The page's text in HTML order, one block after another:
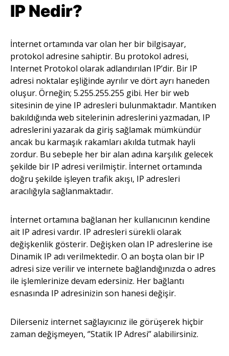
IP Nedir?
İnternet ortamında var olan her bir bilgisayar,
protokol adresine sahiptir. Bu protokol adresi,
Internet Protokol olarak adlandırılan IP’dir. Bir IP
adresi noktalar eşliğinde ayrılır ve dört ayrı haneden
oluşur. Örneğin; 5.255.255.255 gibi. Her bir web
sitesinin de yine IP adresleri bulunmaktadır. Mantıken
bakıldığında web sitelerinin adreslerini yazmadan, IP
adreslerini yazarak da giriş sağlamak mümkündür
ancak bu karmaşık rakamları akılda tutmak hayli
zordur. Bu sebeple her bir alan adına karşılık gelecek
şekilde bir IP adresi verilmiştir. İnternet ortamında
doğru şekilde işleyen trafik akışı, IP adresleri
aracılığıyla sağlanmaktadır.
İnternet ortamına bağlanan her kullanıcının kendine
ait IP adresi vardır. IP adresleri sürekli olarak
değişkenlik gösterir. Değişken olan IP adreslerine ise
Dinamik IP adı verilmektedir. O an boşta olan bir IP
adresi size verilir ve internete bağlandığınızda o adres
ile işlemlerinize devam edersiniz. Her bağlantı
esnasında IP adresinizin son hanesi değişir.
Dilerseniz internet sağlayıcınız ile görüşerek hiçbir
zaman değişmeyen, ‘’Statik IP Adresi’’ alabilirsiniz.